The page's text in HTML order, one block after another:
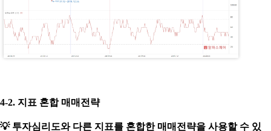
4-2. 지표 혼합 매매전략
💡 투자심리도와 다른 지표를 혼합한 매매전략을 사용할 수 있